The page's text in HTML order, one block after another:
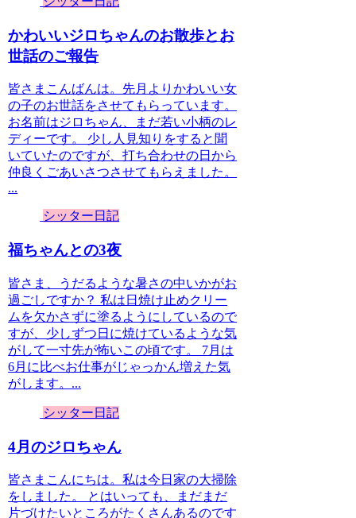
かわいいジロちゃんのお散歩とお
世話のご報告
皆さまこんばんは。先月よりかわいい女
の子のお世話をさせてもらっています。
お名前はジロちゃん、まだ若い小柄のレ
ディーです。 少し人見知りをすると聞
いていたのですが、打ち合わせの日から
仲良くごあいさつさせてもらえました。
...
シッター日記
福ちゃんとの3夜
皆さま、うだるような暑さの中いかがお
過ごしですか？ 私は日焼け止めクリー
ムを欠かさずに塗るようにしているので
すが、少しずつ日に焼けているような気
がして一寸先が怖いこの頃です。 7月は
6月に比べお仕事がじゃっかん増えた気
がします。...
シッター日記
4月のジロちゃん
皆さまこんにちは。私は今日家の大掃除
をしました。 とはいっても、まだまだ
片づけたいところがたくさんあるのです